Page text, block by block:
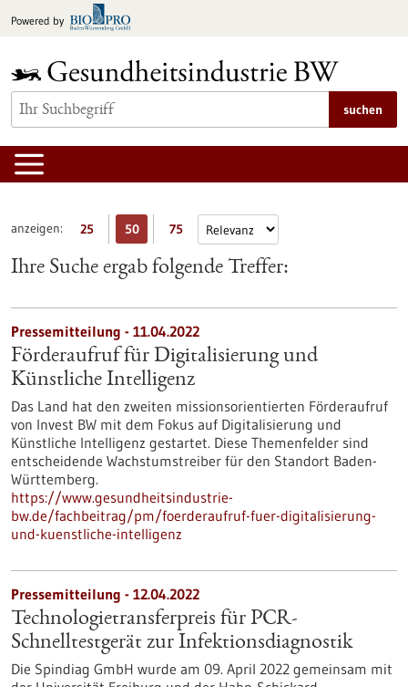
Inhalt
Powered by
suchen
anzeigen: 25 50 75
Ihre Suche ergab folgende Treffer:
Pressemitteilung - 11.04.2022
Förderaufruf für Digitalisierung und
Künstliche Intelligenz
Das Land hat den zweiten missionsorientierten Förderaufruf
von Invest BW mit dem Fokus auf Digitalisierung und
Künstliche Intelligenz gestartet. Diese Themenfelder sind
entscheidende Wachstumstreiber für den Standort Baden-
Württemberg.
https://www.gesundheitsindustrie-
bw.de/fachbeitrag/pm/foerderaufruf-fuer-digitalisierung-
und-kuenstliche-intelligenz
Pressemitteilung - 12.04.2022
Technologietransferpreis für PCR-
Schnelltestgerät zur Infektionsdiagnostik
Die Spindiag GmbH wurde am 09. April 2022 gemeinsam mit